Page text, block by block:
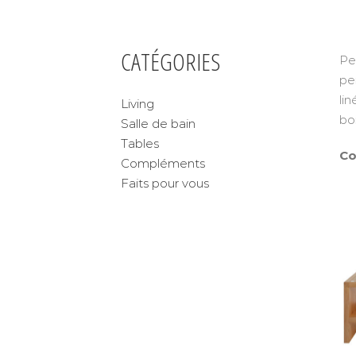
CATÉGORIES
Living
Salle de bain
Tables
Compléments
Faits pour vous